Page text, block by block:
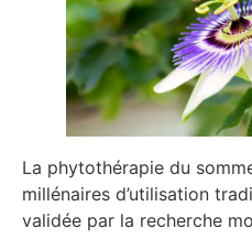
La phytothérapie du
millénaires d’utilisation
validée par la recherche